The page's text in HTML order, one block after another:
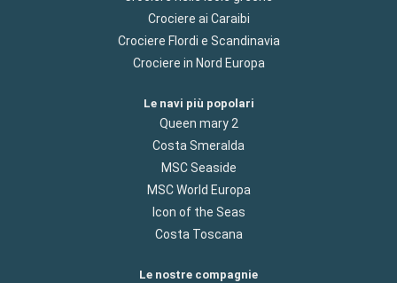
Crociere ai Caraibi
Crociere Flordi e Scandinavia
Crociere in Nord Europa
Le navi più popolari
Queen mary 2
Costa Smeralda
MSC Seaside
MSC World Europa
Icon of the Seas
Costa Toscana
Le nostre compagnie